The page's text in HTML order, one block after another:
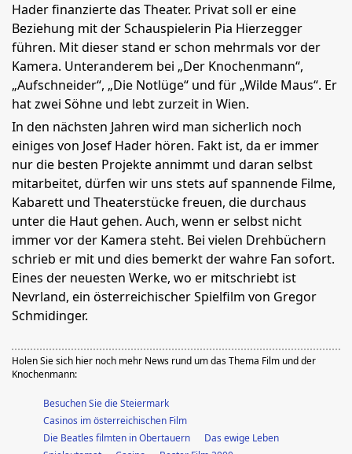
Hader finanzierte das Theater. Privat soll er eine
Beziehung mit der Schauspielerin Pia Hierzegger
führen. Mit dieser stand er schon mehrmals vor der
Kamera. Unteranderem bei „Der Knochenmann“,
„Aufschneider“, „Die Notlüge“ und für „Wilde Maus“. Er
hat zwei Söhne und lebt zurzeit in Wien.
In den nächsten Jahren wird man sicherlich noch
einiges von Josef Hader hören. Fakt ist, da er immer
nur die besten Projekte annimmt und daran selbst
mitarbeitet, dürfen wir uns stets auf spannende Filme,
Kabarett und Theaterstücke freuen, die durchaus
unter die Haut gehen. Auch, wenn er selbst nicht
immer vor der Kamera steht. Bei vielen Drehbüchern
schrieb er mit und dies bemerkt der wahre Fan sofort.
Eines der neuesten Werke, wo er mitschriebt ist
Nevrland, ein österreichischer Spielfilm von Gregor
Schmidinger.
Holen Sie sich hier noch mehr News rund um das Thema Film und der
Knochenmann:
Besuchen Sie die Steiermark
Casinos im österreichischen Film
Die Beatles filmten in Obertauern
Das ewige Leben